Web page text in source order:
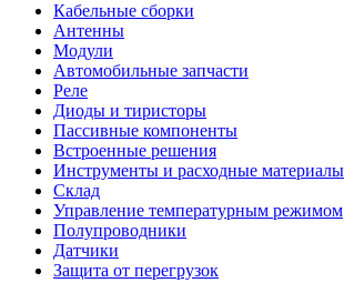
Кабельные сборки
Антенны
Модули
Автомобильные запчасти
Реле
Диоды и тиристоры
Пассивные компоненты
Встроенные решения
Инструменты и расходные материалы
Склад
Управление температурным режимом
Полупроводники
Датчики
Защита от перегрузок